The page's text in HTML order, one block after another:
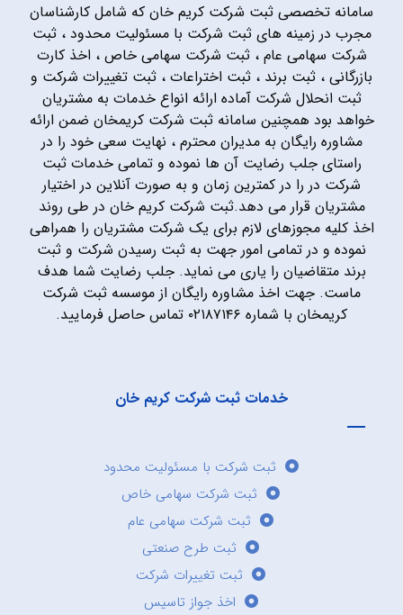
سامانه تخصصی ثبت شرکت کریم خان که شامل کارشناسان
مجرب در زمینه های ثبت شرکت با مسئولیت محدود ، ثبت
شرکت سهامی عام ، ثبت شرکت سهامی خاص ، اخذ کارت
بازرگانی ، ثبت برند ، ثبت اختراعات ، ثبت تغییرات شرکت و
ثبت انحلال شرکت آماده ارائه انواع خدمات به مشتریان
خواهد بود همچنین سامانه ثبت شرکت کریمخان ضمن ارائه
مشاوره رایگان به مدیران محترم ، نهایت سعی خود را در
راستای جلب رضایت آن ها نموده و تمامی خدمات ثبت
شرکت در را در کمترین زمان و به صورت آنلاین در اختیار
مشتریان قرار می دهد.ثبت شرکت کریم خان در طی روند
اخذ کلیه مجوزهای لازم برای یک شرکت مشتریان را همراهی
نموده و در تمامی امور جهت به ثبت رسیدن شرکت و ثبت
برند متقاضیان را یاری می نماید. جلب رضایت شما هدف
ماست. جهت اخذ مشاوره رایگان از موسسه ثبت شرکت
کریمخان با شماره ۰۲۱۸۷۱۴۶ تماس حاصل فرمایید.
خدمات ثبت شرکت کریم خان
ثبت شرکت با مسئولیت محدود
ثبت شرکت سهامی خاص
ثبت شرکت سهامی عام
ثبت طرح صنعتی
ثبت تغییرات شرکت
اخذ جواز تاسیس